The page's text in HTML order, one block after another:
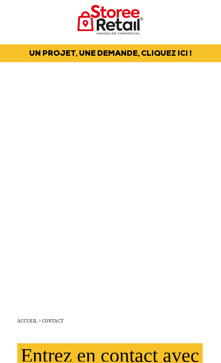
UN PROJET, UNE DEMANDE, CLIQUEZ ICI !
ACCUEIL > CONTACT
Entrez en contact avec